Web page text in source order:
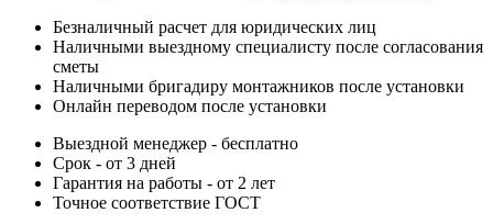
Безналичный расчет для юридических лиц
Наличными выездному специалисту после согласования
сметы
Наличными бригадиру монтажников после установки
Онлайн переводом после установки
Выездной менеджер - бесплатно
Срок - от 3 дней
Гарантия на работы - от 2 лет
Точное соответствие ГОСТ